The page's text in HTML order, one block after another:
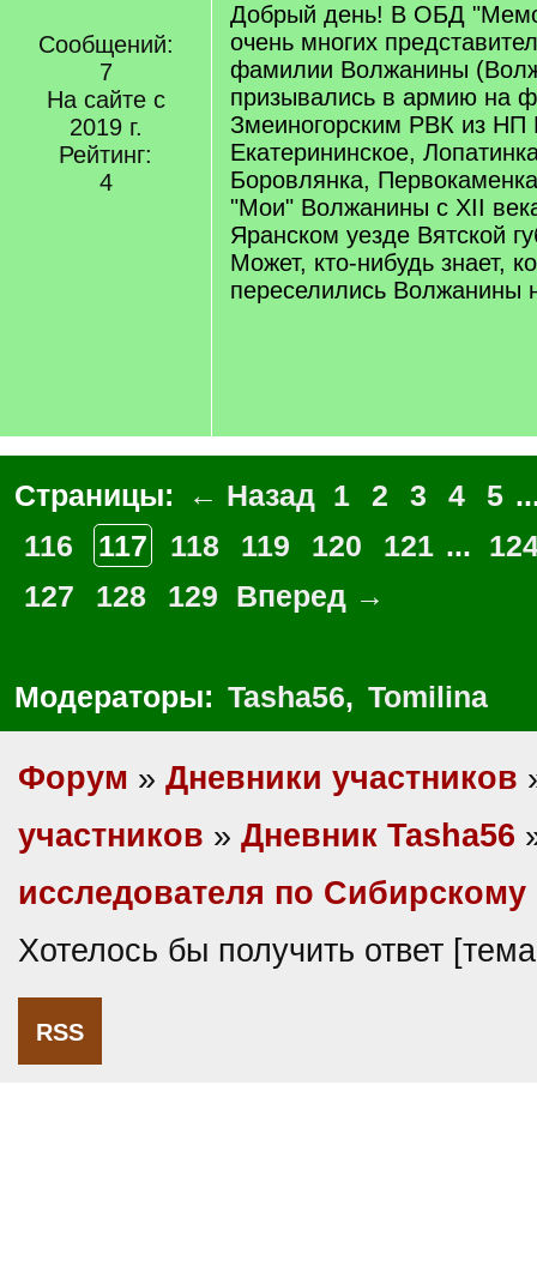
Сообщений:
7
На сайте с
2019 г.
Рейтинг:
4
Добрый день! В ОБД
очень многих
фамилии Волжанины
призывались в армию на
Змеиногорским РВК из НП
Екатерининское,
Боровлянка,
"Мои" Волжанины с XII
Яранском уезде Вятской
Может, кто-нибудь знает,
переселились Волжанины
Страницы: ← Назад 1 2 3 4 5
116
117 118 119 120 121 ...
127
128 129 Вперед →
Модераторы: Tasha56, Tomilina
Форум » Дневники участников
участников » Дневник Tasha56
исследователя по Сибирскому
Хотелось бы получить ответ
RSS